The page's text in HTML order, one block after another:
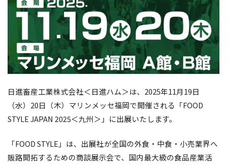
日進畜産工業株式会社＜日進ハム＞は、2025年11月19日
（水）20日（木）マリンメッセ福岡で開催される「FOOD
STYLE JAPAN 2025＜九州＞」に出展いたします。
「FOOD STYLE」は、出展社が全国の外食・中食・小売業界へ
販路開拓するための商談展示会で、国内最大級の食品産業活